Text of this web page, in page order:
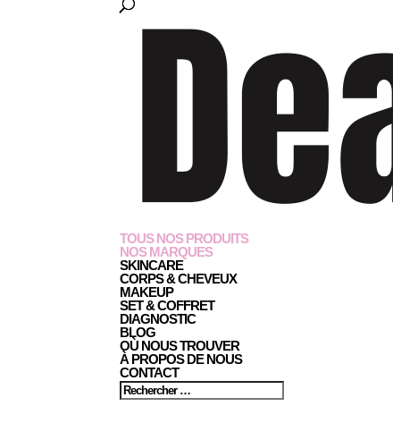
TOUS NOS PRODUITS
NOS MARQUES
SKINCARE
CORPS & CHEVEUX
MAKEUP
SET & COFFRET
DIAGNOSTIC
BLOG
OÙ NOUS TROUVER
À PROPOS DE NOUS
CONTACT